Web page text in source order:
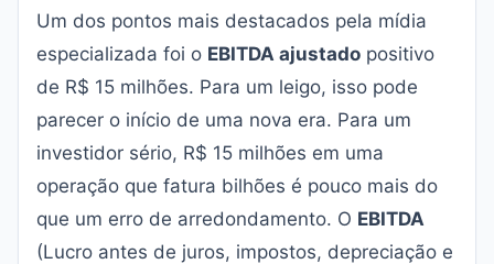
Um dos pontos mais destacados pela mídia
especializada foi o EBITDA ajustado positivo
de R$ 15 milhões. Para um leigo, isso pode
parecer o início de uma nova era. Para um
investidor sério, R$ 15 milhões em uma
operação que fatura bilhões é pouco mais do
que um erro de arredondamento. O EBITDA
(Lucro antes de juros, impostos, depreciação e